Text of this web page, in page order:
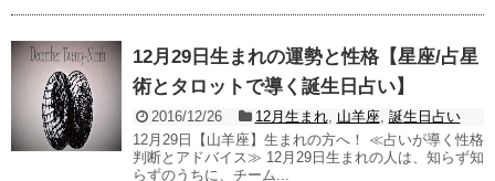
12月29日生まれの運勢と性格【星座/占星
術とタロットで導く誕生日占い】
2016/12/26 12月生まれ, 山羊座, 誕生日占い
12月29日【山羊座】生まれの方へ！ ≪占いが導く性格
判断とアドバイス≫ 12月29日生まれの人は、知らず知
らずのうちに、チーム...